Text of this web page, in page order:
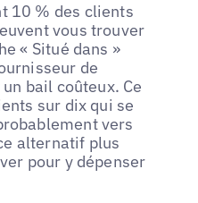
10 % des clients
vous trouver
« Situé dans »
de
bail coûteux. Ce
sur dix qui se
vers
alternatif plus
pour y dépenser